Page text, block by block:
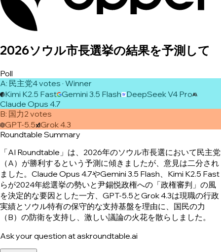
2026ソウル市長選挙の結果を予測して
Poll
A: 民主党4votes · Winner
Kimi K2.5 Fast Gemini 3.5 Flash DeepSeek V4 Pro
Claude Opus 4.7
B: 国力2 votes
GPT-5.5 Grok 4.3
Roundtable Summary
「AI Roundtable」は、2026年のソウル市長選において民主党
（A）が勝利するという予測に傾きましたが、意見は二分され
ました。Claude Opus 4.7やGemini 3.5 Flash、Kimi K2.5 Fast
らが2024年総選挙の勢いと尹錫悦政権への「政権審判」の風
を決定的な要因とした一方、GPT-5.5とGrok 4.3は現職の行政
実績とソウル特有の保守的な支持基盤を理由に、国民の力
（B）の防衛を支持し、激しい議論の火花を散らしました。
Ask your question at askroundtable.ai